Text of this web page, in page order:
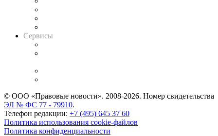
Сервисы
© ООО «Правовые новости». 2008-2026. Номер свидетельства
ЭЛ № ФС 77 - 79910.
Телефон редакции: +7 (495) 645 37 60
Политика использования cookie-файлов
Политика конфиденциальности